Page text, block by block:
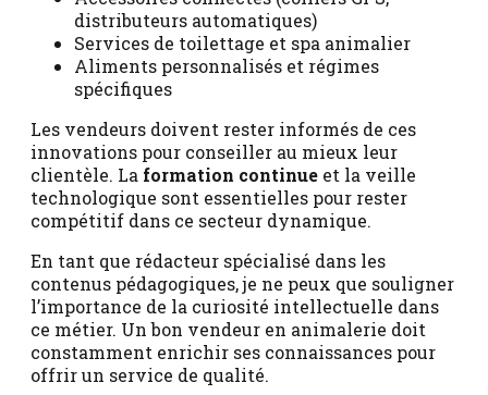
distributeurs automatiques)
Services de toilettage et spa animalier
Aliments personnalisés et régimes
spécifiques
Les vendeurs doivent rester informés de ces
innovations pour conseiller au mieux leur
clientèle. La formation continue et la veille
technologique sont essentielles pour rester
compétitif dans ce secteur dynamique.
En tant que rédacteur spécialisé dans les
contenus pédagogiques, je ne peux que souligner
l’importance de la curiosité intellectuelle dans
ce métier. Un bon vendeur en animalerie doit
constamment enrichir ses connaissances pour
offrir un service de qualité.